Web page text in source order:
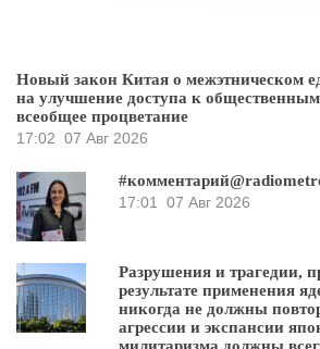
Новый закон Китая о межэтническом
на улучшение доступа к
всеобщее процветание
17:02 07 Авг 2026
17:01
07 Авг 2026
Разрушения и трагедии,
результате применения
никогда не должны
агрессии и экспансии